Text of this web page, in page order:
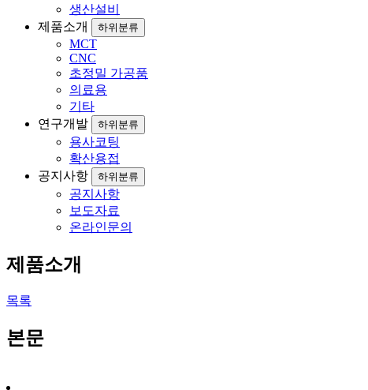
생산설비
제품소개
하위분류
MCT
CNC
초정밀 가공품
의료용
기타
연구개발
하위분류
용사코팅
확산용접
공지사항
하위분류
공지사항
보도자료
온라인문의
제품소개
목록
본문